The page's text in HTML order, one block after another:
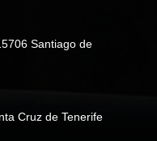
Santiago de
Cruz de Tenerife